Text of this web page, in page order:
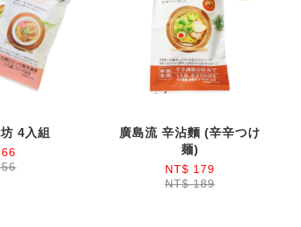
4入組
廣島流 辛沾麵 (辛辛つけ
麺)
NT$ 179
NT$ 189